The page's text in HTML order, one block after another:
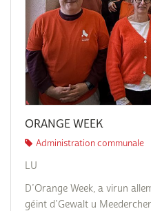
ORANGE WEEK
Administration communale
LU
D’Orange Week, a virun
géint d’Gewalt u